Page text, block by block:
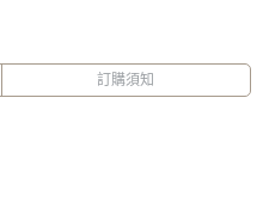
訂購須知